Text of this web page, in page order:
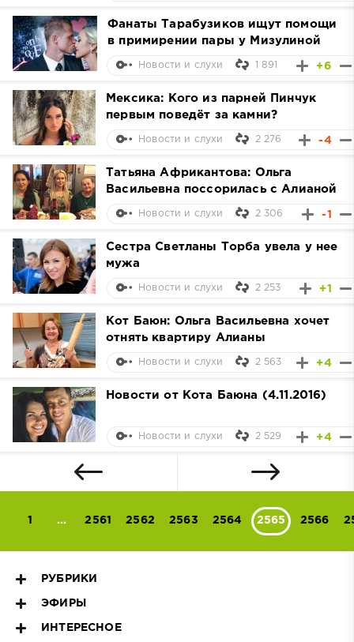
Фанаты Тарабузиков ищут помощи
в примирении пары у Мизулиной
+6
Новости и слухи 1 891
Мексика: Кого из парней Пинчук
первым поведёт за камни?
-4
Новости и слухи 2 276
Татьяна Африкантова: Ольга
Васильевна поссорилась с Алианой
-1
Новости и слухи 2 306
Сестра Светланы Торба увела у нее
мужа
+1
Новости и слухи 2 253
Кот Баюн: Ольга Васильевна хочет
отнять квартиру Алианы
+4
Новости и слухи 2 563
Новости от Кота Баюна (4.11.2016)
+4
Новости и слухи 2 529
1 ... 2561 2562 2563 2564 2565 2566
РУБРИКИ
ЭФИРЫ
ИНТЕРЕСНОЕ